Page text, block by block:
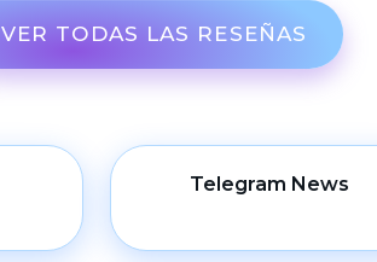
VER TODAS LAS RESEÑAS
Telegram News